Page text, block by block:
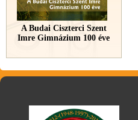
A Budai Ciszterci Szent
Imre Gimnázium 100 éve